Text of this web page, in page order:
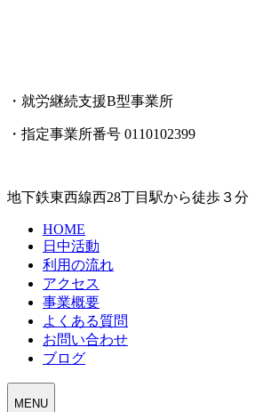
・就労継続支援B型事業所
・指定事業所番号 0110102399
地下鉄東西線西28丁目駅から徒歩３分
HOME
日中活動
利用の流れ
アクセス
事業概要
よくある質問
お問い合わせ
ブログ
MENU